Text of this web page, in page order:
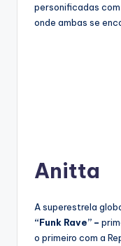
personificadas
onde ambas se
Anitta
A superestrela
“Funk Rave” –
o primeiro com a